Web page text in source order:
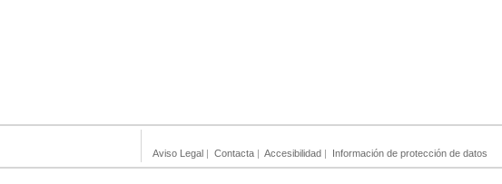
Aviso Legal | Contacta | Accesibilidad | Información de protección de datos